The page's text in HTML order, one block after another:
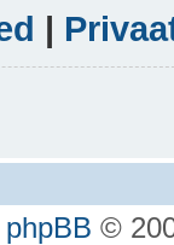
|
phpBB ©